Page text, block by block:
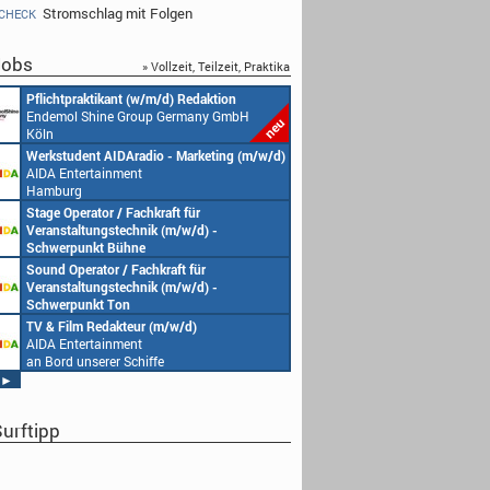
Stromschlag mit Folgen
» Vollzeit, Teilzeit, Praktika
Redakteur (w/m/d) oder Jungredakteur
(w/m/d)
Endemol Shine Group Germany GmbH
Köln
Senior Video Producer/ 1st TV Operator
(m/w/d)
AIDA Entertainment
an Bord unserer Schiffe
Studentische Aushilfe (w/m/d) – YouTube
Endemol Shine Group Germany GmbH
Köln
Redaktionsleitung (w/m/d)
Endemol Shine Group Germany GmbH
Köln
Producer (w/m/d)
Endemol Shine Group Germany GmbH
Köln
►